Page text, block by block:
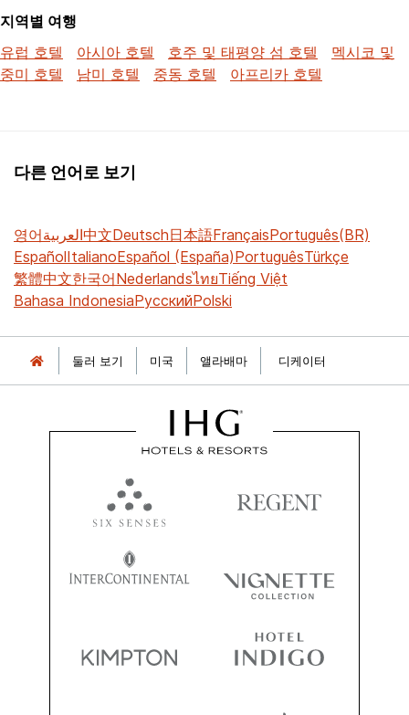
지역별 여행
유럽 호텔
아시아 호텔 호주 및 태평양 섬 호텔
멕시코 및
중미 호텔
남미 호텔 중동 호텔 아프리카 호텔
다른 언어로 보기
영어العربية中文Deutsch日本語FrançaisPortuguês(BR)
EspañolItalianoEspañol (España)PortuguêsTürkçe
繁體中文한국어NederlandsไทยTiếng Việt
Bahasa IndonesiaРусскийPolski
둘러 보기 미국 앨라배마 디케이터